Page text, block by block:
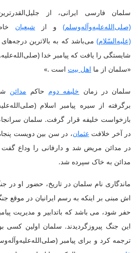
سلمان فارسی ایرانی، از
(صلی‌الله‌علیه‌و‌آله‌وسلم) و از شیعیان
(علیه‌السّلام)می‌باشد که به بالاترین درجه‌های
شایستگی را یافت که پیامبر خدا
«سلمان از ما اهل بیت است .»
سلمان در زمان خلیفه دوم حاکم مدائن
برگرفته از سیره پیامبر اسلام
در آخر خلافت عثمان، در سن بین دویست
در مدائن مریض شد و دارفانی را وداع گفت
مدائن به خاک سپرده شد.
ماندگاری نام سلمان در تاریخ، حضور او در
اش مبنی بر اینکه به رسم ایرانیان در
حفر شود، می باشد که باتدابير و مدیریت
این جنگ پیروزگردیدند. سلمان اولین کسی
ترجمه کرد و برای پیامبر